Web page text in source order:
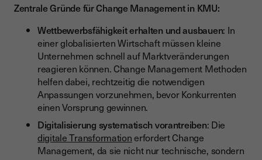
Zentrale Gründe für Change Management in KMU:
Wettbewerbsfähigkeit erhalten und ausbauen: In
einer globalisierten Wirtschaft müssen kleine
Unternehmen schnell auf Marktveränderungen
reagieren können. Change Management Methoden
helfen dabei, rechtzeitig die notwendigen
Anpassungen vorzunehmen, bevor Konkurrenten
einen Vorsprung gewinnen.
Digitalisierung systematisch vorantreiben: Die
digitale Transformationerfordert Change
Management, da sie nicht nur technische, sondern